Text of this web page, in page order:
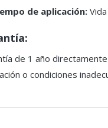
de aplicación:
de 1 año
o condiciones